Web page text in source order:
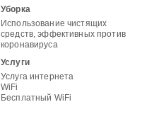
Уборка
Использование чистящих
средств, эффективных против
коронавируса
Услуги
Услуга интернета
WiFi
Бесплатный WiFi